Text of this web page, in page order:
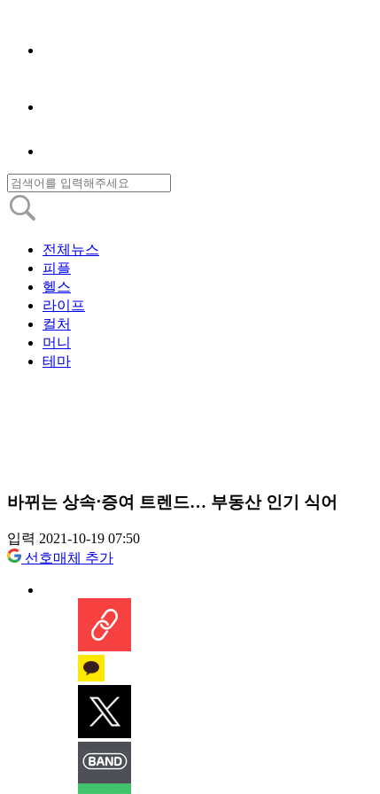
전체뉴스
피플
헬스
라이프
컬처
머니
테마
바뀌는 상속⋅증여 트렌드… 부동산 인기 식어
입력 2021-10-19 07:50
선호매체 추가